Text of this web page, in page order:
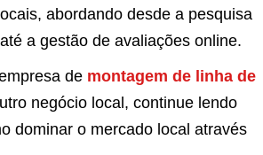
abordando desde a pesquisa
a gestão de avaliações online.
de montagem de linha de
negócio local, continue lendo
dominar o mercado local através